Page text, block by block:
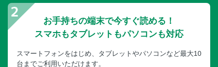
お手持ちの端末で今すぐ読める！
スマホもタブレットもパソコンも対応
スマートフォンをはじめ、タブレットやパソコンなど最大10
台までご利用いただけます。